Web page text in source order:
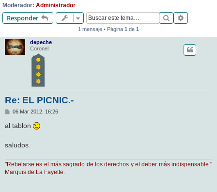
r
Moderador: Administrador
Responder Buscar
1 mensaje • Página 1 de 1
depeche
Coronel
Re: EL PICNIC.-
M
n
s
e
06 Mar 2012, 16:26
al tablon
saludos.
"Rebelarse es el más sagrado de los derechos y el deber más indispensable."
Marquis de La Fayette.